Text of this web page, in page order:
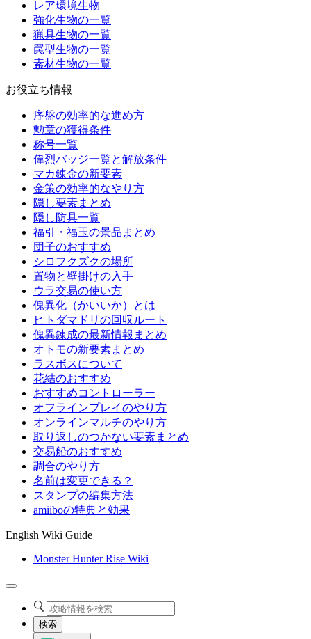
レア環境生物
強化生物の一覧
猟具生物の一覧
罠型生物の一覧
素材生物の一覧
お役立ち情報
序盤の効率的な進め方
勲章の獲得条件
称号一覧
偉烈バッジ一覧と解放条件
マカ錬金の新要素
金策の効率的なやり方
隠し要素まとめ
隠し防具一覧
福引・福玉の景品まとめ
団子のおすすめ
シロフクズクの場所
置物と壁掛けの入手
ウラ交易の使い方
傀異化（かいいか）とは
ヒトダマドリの回収ルート
傀異錬成の最新情報まとめ
オトモの新要素まとめ
ラスボスについて
花結のおすすめ
おすすめコントローラー
オフラインプレイのやり方
オンラインマルチのやり方
取り返しのつかない要素まとめ
交易船のおすすめ
調合のやり方
名前は変更できる？
スタンプの編集方法
amiiboの特典と効果
English Wiki Guide
Monster Hunter Rise Wiki
検索